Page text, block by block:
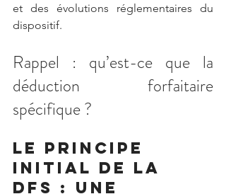
et des évolutions réglementaires du
dispositif.
Rappel : qu’est-ce que la
déduction forfaitaire
spécifique ?
Le principe
initial de la
DFS : une